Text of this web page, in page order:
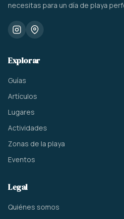
necesitas para un día de playa
Explorar
Guías
Artículos
Lugares
Actividades
Zonas de la playa
Eventos
Legal
Quiénes somos